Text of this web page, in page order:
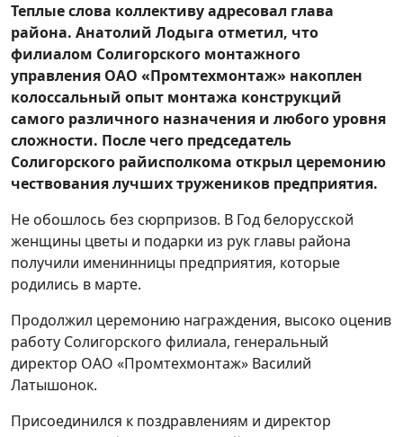
Теплые слова коллективу адресовал глава
района. Анатолий Лодыга отметил, что
филиалом Солигорского монтажного
управления ОАО «Промтехмонтаж» накоплен
колоссальный опыт монтажа конструкций
самого различного назначения и любого уровня
сложности. После чего председатель
Солигорского райисполкома открыл церемонию
чествования лучших тружеников предприятия.
Не обошлось без сюрпризов. В Год белорусской
женщины цветы и подарки из рук главы района
получили именинницы предприятия, которые
родились в марте.
Продолжил церемонию награждения, высоко оценив
работу Солигорского филиала, генеральный
директор ОАО «Промтехмонтаж» Василий
Латышонок.
Присоединился к поздравлениям и директор